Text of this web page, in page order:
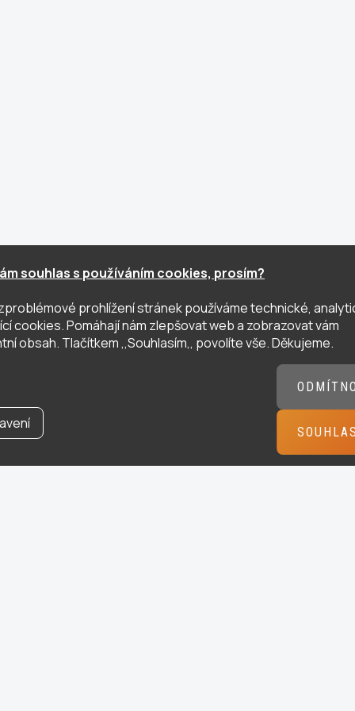
souhlas s používáním cookies, prosím?
prohlížení stránek používáme technické,
cookies. Pomáhají nám zlepšovat web a zobrazovat vám
obsah. Tlačítkem ,,Souhlasím,, povolíte vše. Děkujeme.